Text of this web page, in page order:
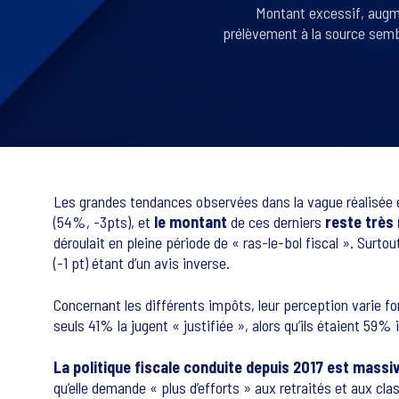
Montant excessif,
prélèvement à la source
Les grandes tendances observées dans la vague
(54%, -3pts), et le montant de ces derniers reste très
déroulait en pleine période de « ras-le-bol fiscal ».
(-1 pt) étant d’un avis inverse.
Concernant les différents impôts, leur perception varie
seuls 41% la jugent « justifiée », alors qu’ils étaient 59%
La politique fiscale conduite depuis 2017 est
qu’elle demande « plus d’efforts » aux retraités et aux